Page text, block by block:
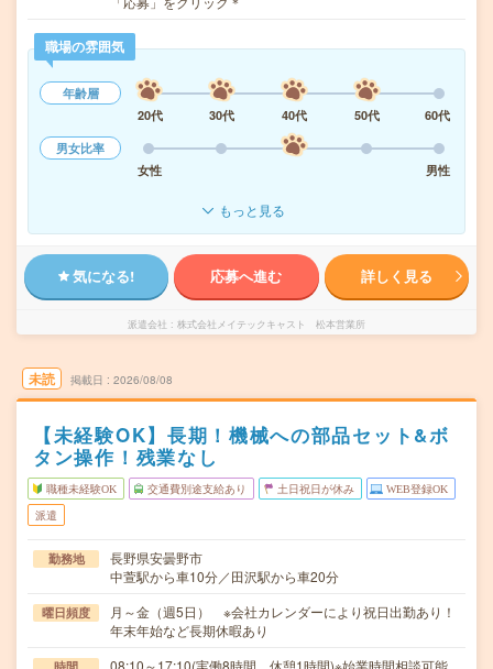
職場の雰囲気
年齢層
20代
30代 40代 50代
60代
男女比率
女性
男性
もっと見る
気になる! 応募へ進む 詳しく見る
派遣会社 株式会社メイテックキャスト 松本営業所
未読 掲載日 2026/08/08
【未経験OK】長期！機械への部品セット&ボ
タン操作！残業なし
職種未経験OK 交通費別途支給あり 土日祝日が休み WEB登録OK
派遣
勤務地
長野県安曇野市
中萱駅から車10分／田沢駅から車20分
曜日頻度
月～金（週5日） ※会社カレンダーにより祝日出勤あり！
年末年始など長期休暇あり
08:10～17:10(実働8時間 休憩1時間)※始業時間相談可能